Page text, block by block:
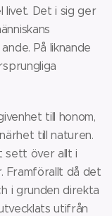
livet. Det i sig ger
På liknande
till honom,
till naturen.
över allt i
Framförallt då det
i grunden direkta
utifrån